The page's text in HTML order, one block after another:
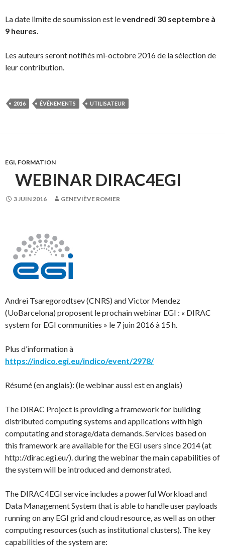
La date limite de soumission est levendredi 30 septembre à
9 heures.
Les auteurs seront notifiés mi-octobre 2016 de la sélection de
leur contribution.
2016 ÉVÉNEMENTS UTILISATEUR
EGI, FORMATION
WEBINAR DIRAC4EGI
3 JUIN 2016 GENEVIÈVE ROMIER
Andrei Tsaregorodtsev (CNRS) and Victor Mendez
(UoBarcelona) proposent le prochain webinar EGI : « DIRAC
system for EGI communities » le 7 juin 2016 à 15 h.
Plus d’information à
https://indico.egi.eu/indico/event/2978/
Résumé (en anglais): (le webinar aussi est en anglais)
The DIRAC Project is providing a framework for building
distributed computing systems and applications with high
computating and storage/data demands. Services based on
this framework are available for the EGI users since 2014 (at
http://dirac.egi.eu/). during the webinar the main capabilities of
the system will be introduced and demonstrated.
The DIRAC4EGI service includes a powerful Workload and
Data Management System that is able to handle user payloads
running on any EGI grid and cloud resource, as well as on other
computing resources (such as institutional clusters). The key
capabilities of the system are: